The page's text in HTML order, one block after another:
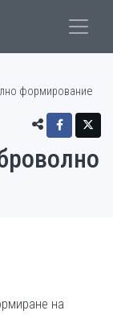
формирование
на